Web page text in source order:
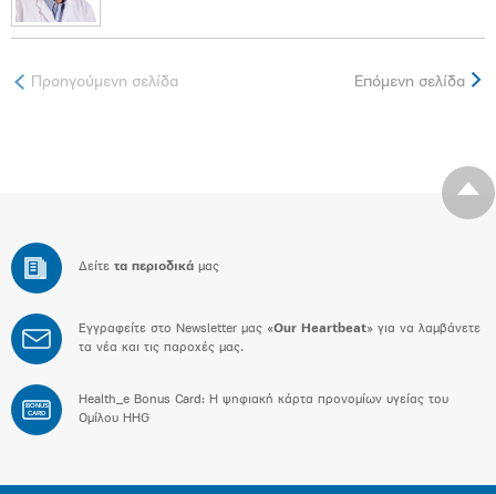
Προηγούμενη σελίδα Επόμενη σελίδα
Δείτε τα περιοδικά μας
Εγγραφείτε στο Newsletter μας «Our Heartbeat» για να λαμβάνετε
τα νέα και τις παροχές μας.
BONUS
CARD
Health_e Bonus Card: H ψηφιακή κάρτα προνομίων υγείας του
Ομίλου HHG